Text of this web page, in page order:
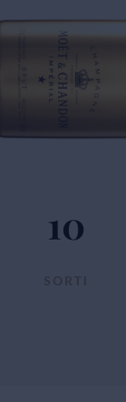
SORTI
10